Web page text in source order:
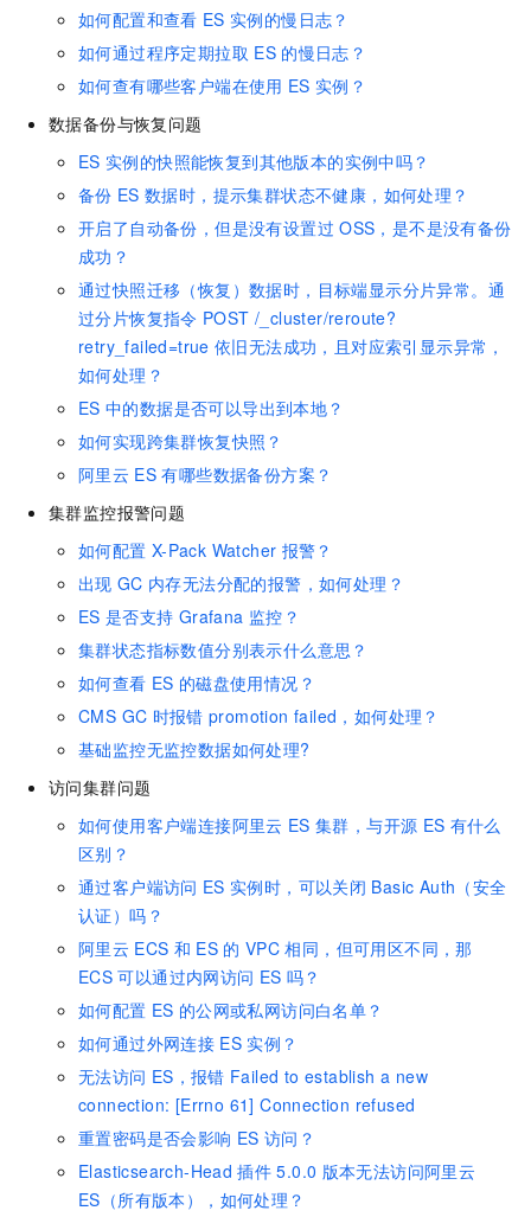
如何配置和查看 ES 实例的慢日志？
如何通过程序定期拉取 ES 的慢日志？
如何查有哪些客户端在使用 ES 实例？
数据备份与恢复问题
ES 实例的快照能恢复到其他版本的实例中吗？
备份 ES 数据时，提示集群状态不健康，如何处理？
开启了自动备份，但是没有设置过 OSS，是不是没有备份
成功？
通过快照迁移（恢复）数据时，目标端显示分片异常。通
过分片恢复指令 POST /_cluster/reroute?
retry_failed=true 依旧无法成功，且对应索引显示异常，
如何处理？
ES 中的数据是否可以导出到本地？
如何实现跨集群恢复快照？
阿里云 ES 有哪些数据备份方案？
集群监控报警问题
如何配置 X-Pack Watcher 报警？
出现 GC 内存无法分配的报警，如何处理？
ES 是否支持 Grafana 监控？
集群状态指标数值分别表示什么意思？
如何查看 ES 的磁盘使用情况？
CMS GC 时报错 promotion failed，如何处理？
基础监控无监控数据如何处理?
访问集群问题
如何使用客户端连接阿里云 ES 集群，与开源 ES 有什么
区别？
通过客户端访问 ES 实例时，可以关闭 Basic Auth（安全
认证）吗？
阿里云 ECS 和 ES 的 VPC 相同，但可用区不同，那
ECS 可以通过内网访问 ES 吗？
如何配置 ES 的公网或私网访问白名单？
如何通过外网连接 ES 实例？
无法访问 ES，报错 Failed to establish a new
connection: [Errno 61] Connection refused
重置密码是否会影响 ES 访问？
Elasticsearch-Head 插件 5.0.0 版本无法访问阿里云
ES（所有版本），如何处理？